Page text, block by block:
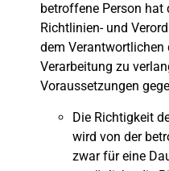
betroffene Person hat
Richtlinien- und
dem Verantwortlichen
Verarbeitung zu
Voraussetzungen
Die Richtigkeit
wird von der
zwar für eine